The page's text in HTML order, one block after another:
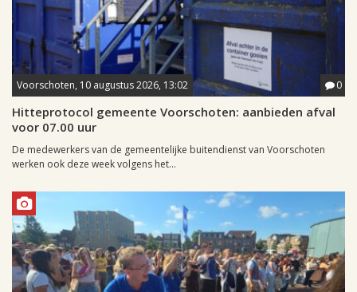
Voorschoten, 10 augustus 2026, 13:02 0
Hitteprotocol gemeente Voorschoten: aanbieden afval
voor 07.00 uur
De medewerkers van de gemeentelijke buitendienst van Voorschoten
werken ook deze week volgens het...